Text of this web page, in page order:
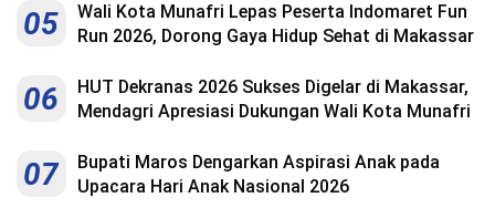
05
Wali Kota Munafri Lepas Peserta Indomaret Fun
Run 2026, Dorong Gaya Hidup Sehat di Makassar
06
HUT Dekranas 2026 Sukses Digelar di Makassar,
Mendagri Apresiasi Dukungan Wali Kota Munafri
07
Bupati Maros Dengarkan Aspirasi Anak pada
Upacara Hari Anak Nasional 2026